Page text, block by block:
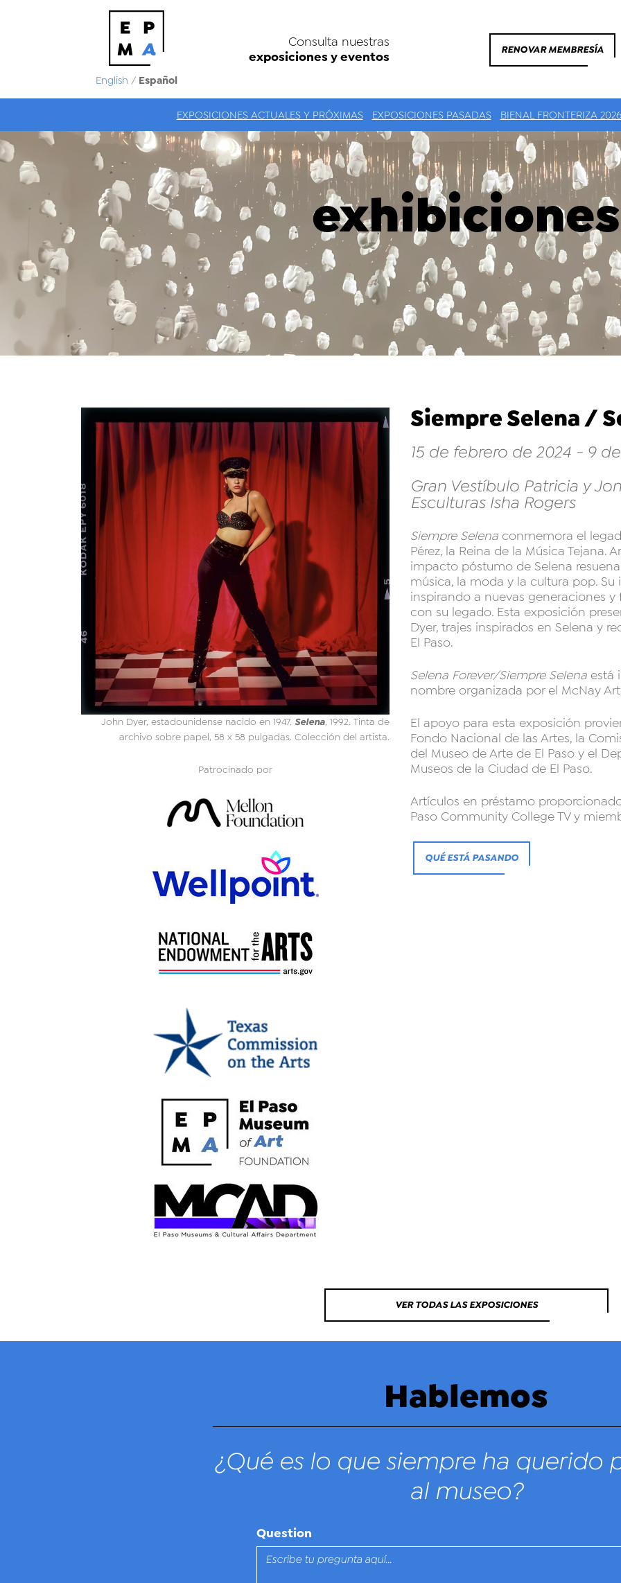
English / Español
Consulta nuestras
exposiciones y eventos RENOVAR MEMBRESÍA
EXPOSICIONES ACTUALES Y PRÓXIMAS EXPOSICIONES PASADAS BIENAL FRONTERIZA 2026
exhibiciones
John Dyer, estadounidense nacido en 1947. Selena, 1992. Tinta de
archivo sobre papel, 58 x 58 pulgadas. Colección del artista.
Patrocinado por
Siempre Selena /
15 de febrero de 2024 - 9
Gran Vestíbulo Patricia y
Esculturas Isha Rogers
Siempre Selena conmemora el
Pérez, la Reina de la Música Tejana.
impacto póstumo de Selena
música, la moda y la cultura pop. Su
inspirando a nuevas generaciones
con su legado. Esta exposición
Dyer, trajes inspirados en Selena y
El Paso.
Selena Forever/Siempre Selena está
nombre organizada por el McNay
El apoyo para esta exposición
Fondo Nacional de las Artes, la
del Museo de Arte de El Paso y el
Museos de la Ciudad de El Paso.
Artículos en préstamo
Paso Community College TV y
QUÉ ESTÁ PASANDO
VER TODAS LAS EXPOSICIONES
Hablemos
¿Qué es lo que siempre ha querido
al museo?
Question